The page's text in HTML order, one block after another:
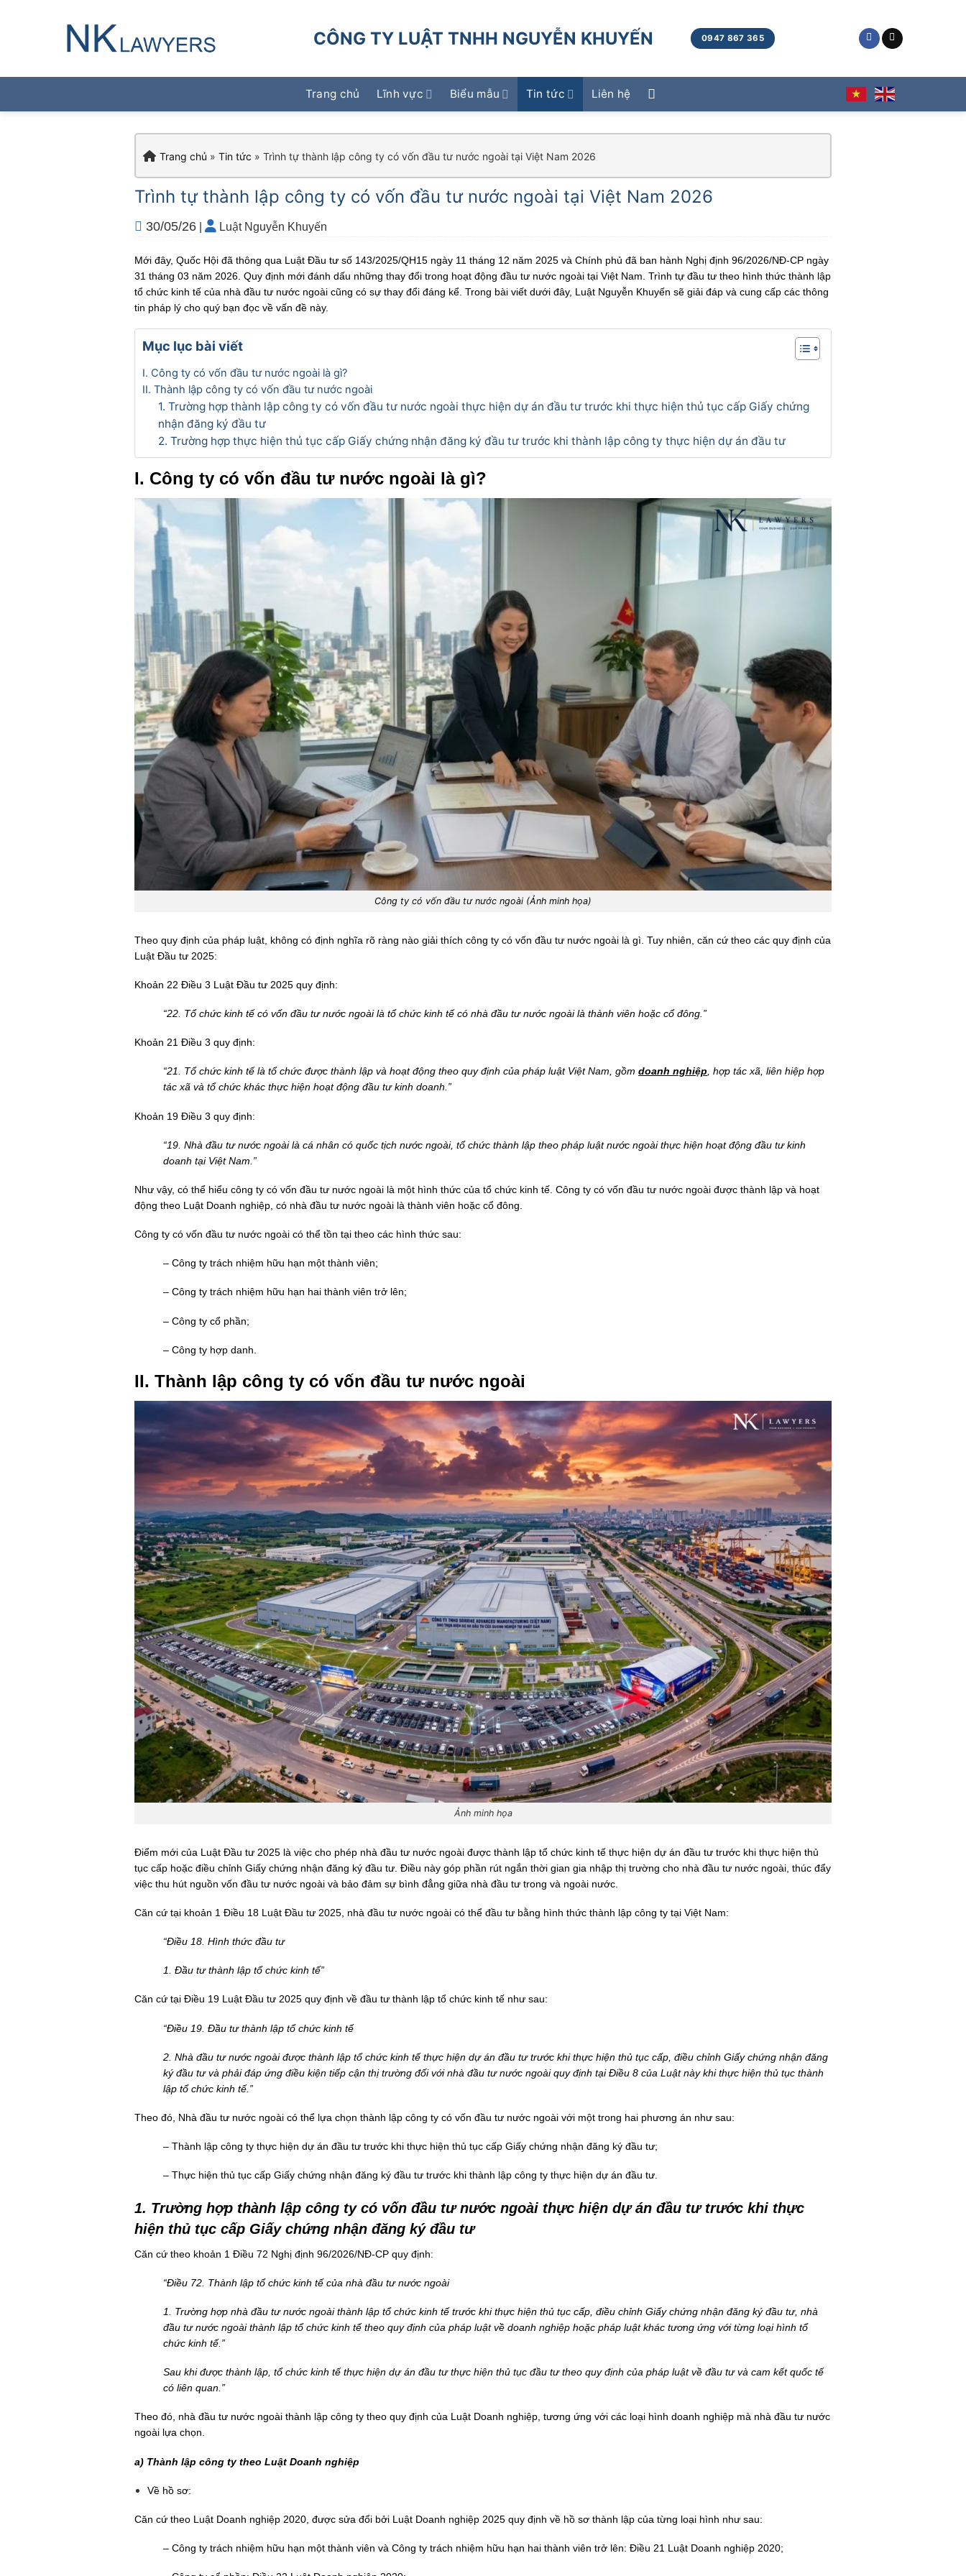
CÔNG TY LUẬT TNHH NGUYỄN KHUYẾN 0947 867 365
Trang chủ Lĩnh vực Biểu mẫu Tin tức Liên hệ
Trang chủ » Tin tức » Trình tự thành lập công ty có vốn đầu tư nước ngoài tại Việt Nam 2026
Trình tự thành lập công ty có vốn đầu tư nước ngoài tại Việt Nam 2026
30/05/26 Luật Nguyễn Khuyến
Mới đây, Quốc Hội đã thông qua Luật Đầu tư số 143/2025/QH15 ngày 11 tháng 12 năm 2025 và Chính phủ đã ban hành Nghị định 96/2026/NĐ-CP ngày
31 tháng 03 năm 2026. Quy định mới đánh dấu những thay đổi trong hoạt động đầu tư nước ngoài tại Việt Nam. Trình tự đầu tư theo hình thức thành lập
tổ chức kinh tế của nhà đầu tư nước ngoài cũng có sự thay đổi đáng kể. Trong bài viết dưới đây, Luật Nguyễn Khuyến sẽ giải đáp và cung cấp các thông
tin pháp lý cho quý bạn đọc về vấn đề này.
Mục lục bài viết
I. Công ty có vốn đầu tư nước ngoài là gì?
II. Thành lập công ty có vốn đầu tư nước ngoài
1. Trường hợp thành lập công ty có vốn đầu tư nước ngoài thực hiện dự án đầu tư trước khi thực hiện thủ tục cấp Giấy chứng
nhận đăng ký đầu tư
2. Trường hợp thực hiện thủ tục cấp Giấy chứng nhận đăng ký đầu tư trước khi thành lập công ty thực hiện dự án đầu tư
I. Công ty có vốn đầu tư nước ngoài là gì?
Công ty có vốn đầu tư nước ngoài (Ảnh minh họa)
Theo quy định của pháp luật, không có định nghĩa rõ ràng nào giải thích công ty có vốn đầu tư nước ngoài là gì. Tuy nhiên, căn cứ theo các quy định của
Luật Đầu tư 2025:
Khoản 22 Điều 3 Luật Đầu tư 2025 quy định:
“22. Tổ chức kinh tế có vốn đầu tư nước ngoài là tổ chức kinh tế có nhà đầu tư nước ngoài là thành viên hoặc cổ đông.”
Khoản 21 Điều 3 quy định:
“21. Tổ chức kinh tế là tổ chức được thành lập và hoạt động theo quy định của pháp luật Việt Nam, gồm doanh nghiệp, hợp tác xã, liên hiệp hợp
tác xã và tổ chức khác thực hiện hoạt động đầu tư kinh doanh.”
Khoản 19 Điều 3 quy định:
“19. Nhà đầu tư nước ngoài là cá nhân có quốc tịch nước ngoài, tổ chức thành lập theo pháp luật nước ngoài thực hiện hoạt động đầu tư kinh
doanh tại Việt Nam.”
Như vậy, có thể hiểu công ty có vốn đầu tư nước ngoài là một hình thức của tổ chức kinh tế. Công ty có vốn đầu tư nước ngoài được thành lập và hoạt
động theo Luật Doanh nghiệp, có nhà đầu tư nước ngoài là thành viên hoặc cổ đông.
Công ty có vốn đầu tư nước ngoài có thể tồn tại theo các hình thức sau:
– Công ty trách nhiệm hữu hạn một thành viên;
– Công ty trách nhiệm hữu hạn hai thành viên trở lên;
– Công ty cổ phần;
– Công ty hợp danh.
II. Thành lập công ty có vốn đầu tư nước ngoài
Ảnh minh họa
Điểm mới của Luật Đầu tư 2025 là việc cho phép nhà đầu tư nước ngoài được thành lập tổ chức kinh tế thực hiện dự án đầu tư trước khi thực hiện thủ
tục cấp hoặc điều chỉnh Giấy chứng nhận đăng ký đầu tư. Điều này góp phần rút ngắn thời gian gia nhập thị trường cho nhà đầu tư nước ngoài, thúc đẩy
việc thu hút nguồn vốn đầu tư nước ngoài và bảo đảm sự bình đẳng giữa nhà đầu tư trong và ngoài nước.
Căn cứ tại khoản 1 Điều 18 Luật Đầu tư 2025, nhà đầu tư nước ngoài có thể đầu tư bằng hình thức thành lập công ty tại Việt Nam:
“Điều 18. Hình thức đầu tư
1. Đầu tư thành lập tổ chức kinh tế”
Căn cứ tại Điều 19 Luật Đầu tư 2025 quy định về đầu tư thành lập tổ chức kinh tế như sau:
“Điều 19. Đầu tư thành lập tổ chức kinh tế
2. Nhà đầu tư nước ngoài được thành lập tổ chức kinh tế thực hiện dự án đầu tư trước khi thực hiện thủ tục cấp, điều chỉnh Giấy chứng nhận đăng
ký đầu tư và phải đáp ứng điều kiện tiếp cận thị trường đối với nhà đầu tư nước ngoài quy định tại Điều 8 của Luật này khi thực hiện thủ tục thành
lập tổ chức kinh tế.”
Theo đó, Nhà đầu tư nước ngoài có thể lựa chọn thành lập công ty có vốn đầu tư nước ngoài với một trong hai phương án như sau:
– Thành lập công ty thực hiện dự án đầu tư trước khi thực hiện thủ tục cấp Giấy chứng nhận đăng ký đầu tư;
– Thực hiện thủ tục cấp Giấy chứng nhận đăng ký đầu tư trước khi thành lập công ty thực hiện dự án đầu tư.
1. Trường hợp thành lập công ty có vốn đầu tư nước ngoài thực hiện dự án đầu tư trước khi thực
hiện thủ tục cấp Giấy chứng nhận đăng ký đầu tư
Căn cứ theo khoản 1 Điều 72 Nghị định 96/2026/NĐ-CP quy định:
“Điều 72. Thành lập tổ chức kinh tế của nhà đầu tư nước ngoài
1. Trường hợp nhà đầu tư nước ngoài thành lập tổ chức kinh tế trước khi thực hiện thủ tục cấp, điều chỉnh Giấy chứng nhận đăng ký đầu tư, nhà
đầu tư nước ngoài thành lập tổ chức kinh tế theo quy định của pháp luật về doanh nghiệp hoặc pháp luật khác tương ứng với từng loại hình tổ
chức kinh tế.”
Sau khi được thành lập, tổ chức kinh tế thực hiện dự án đầu tư thực hiện thủ tục đầu tư theo quy định của pháp luật về đầu tư và cam kết quốc tế
có liên quan.”
Theo đó, nhà đầu tư nước ngoài thành lập công ty theo quy định của Luật Doanh nghiệp, tương ứng với các loại hình doanh nghiệp mà nhà đầu tư nước
ngoài lựa chọn.
a) Thành lập công ty theo Luật Doanh nghiệp
Về hồ sơ:
Căn cứ theo Luật Doanh nghiệp 2020, được sửa đổi bởi Luật Doanh nghiệp 2025 quy định về hồ sơ thành lập của từng loại hình như sau:
– Công ty trách nhiệm hữu hạn một thành viên và Công ty trách nhiệm hữu hạn hai thành viên trở lên: Điều 21 Luật Doanh nghiệp 2020;